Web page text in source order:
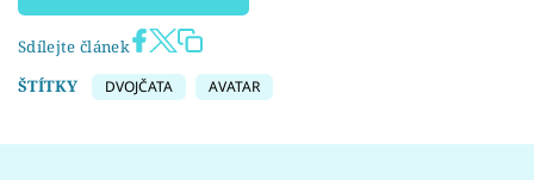
Sdílejte článek
ŠTÍTKY
DVOJČATA AVATAR